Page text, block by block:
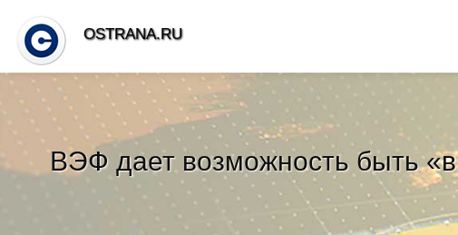
ВЭФ дает возможность быть
OSTRANA.RU